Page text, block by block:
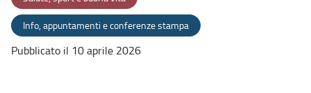
Info, appuntamenti e conferenze stampa
Pubblicato il 10 aprile 2026